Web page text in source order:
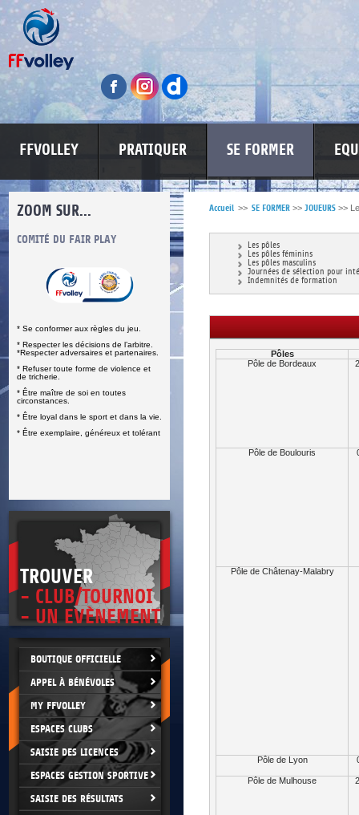
FFVOLLEY PRATIQUER SE FORMER
ZOOM SUR...
COMITÉ DU FAIR PLAY
* Se conformer aux règles du jeu.
* Respecter les décisions de l’arbitre.
*Respecter adversaires et partenaires.
* Refuser toute forme de violence et
de tricherie.
* Être maître de soi en toutes
circonstances.
* Être loyal dans le sport et dans la vie.
* Être exemplaire, généreux et tolérant
LUTTE CONTRE LES VIOLENCES
TROUVER
- CLUB/TOURNOI
- UN EVÈNEMENT
BOUTIQUE OFFICIELLE
APPEL À BÉNÉVOLES
MY FFVOLLEY
ESPACES CLUBS
SAISIE DES LICENCES
ESPACES GESTION SPORTIVE
SAISIE DES RÉSULTATS
Accueil >> SE FORMER >> JOUEURS >>
Les pôles
Les pôles féminins
Les pôles masculins
Journées de sélection pour
Indemnités de formation
Pôles
Pôle de Bordeaux
Pôle de Boulouris
Pôle de Châtenay-Malabry
Pôle de Lyon
Pôle de Mulhouse